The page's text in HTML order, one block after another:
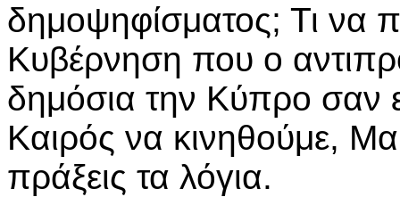
δημοψηφίσματος; Τι να
Κυβέρνηση που ο
δημόσια την Κύπρο σαν
Καιρός να κινηθούμε,
πράξεις τα λόγια.